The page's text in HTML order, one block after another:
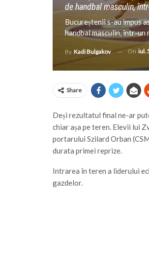
de handbal masculin,
Bucureștenii s-au impus
handbal masculin, într-un
By Kadi Bulgakov On iul.
Share
Deși rezultatul final ne-ar
chiar așa pe teren. Elevii lui
portarului Szilard Orban
durata primei reprize.
Intrarea în teren a liderului
gazdelor.